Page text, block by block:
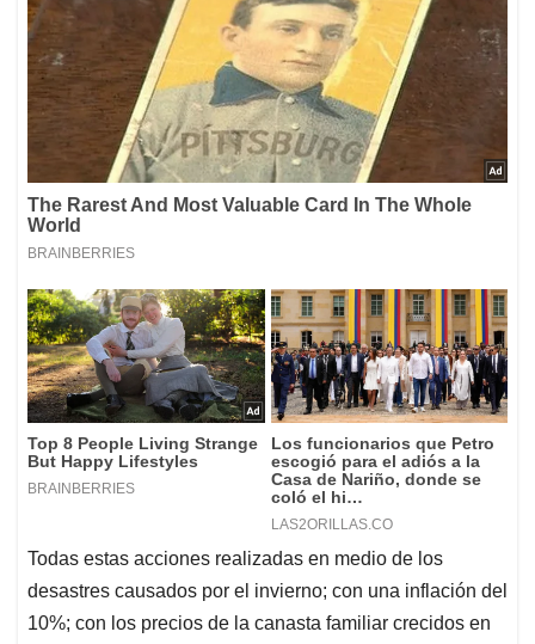
Todas estas acciones realizadas en medio de los
desastres causados por el invierno; con una inflación del
10%; con los precios de la canasta familiar crecidos en